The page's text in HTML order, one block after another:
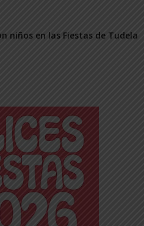
niños en las Fiestas de Tudela